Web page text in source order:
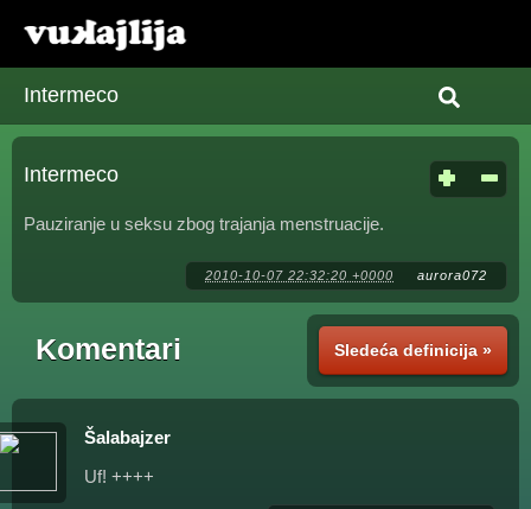
Intermeco
Intermeco
Pauziranje u seksu zbog trajanja menstruacije.
2010-10-07 22:32:20 +0000 aurora072
Sledeća definicija »
Komentari
Šalabajzer
Uf! ++++